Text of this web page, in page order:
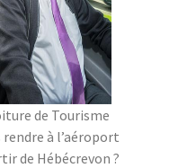
de Tourisme
rendre à l’aéroport
de Hébécrevon ?